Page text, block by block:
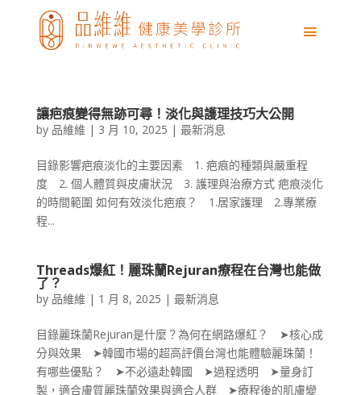
讓疤痕變得無跡可尋！淡化與護理技巧大公開
by 品維維 | 3 月 10, 2025 | 最新消息
目錄影響疤痕淡化的主要因素 1. 疤痕的種類與嚴重程
度 2. 個人體質與皮膚狀況 3. 護理與治療方式 疤痕淡化
的時間範圍 如何有效淡化疤痕？ 1.居家護理 2.專業療
程...
Threads爆紅！麗珠蘭Rejuran療程在台灣也能做
了？
by 品維維 | 1 月 8, 2025 | 最新消息
目錄麗珠蘭Rejuran是什麼？為何在網路爆紅？ ➤核心成
分與效果 ➤韓國市場的超高評價台灣也能體驗麗珠蘭！
有哪些優點？ ➤不必遠赴韓國 ➤過程透明 ➤量身訂
製，適合膚質麗珠蘭效果與適合人群 ➤療程後的肌膚變